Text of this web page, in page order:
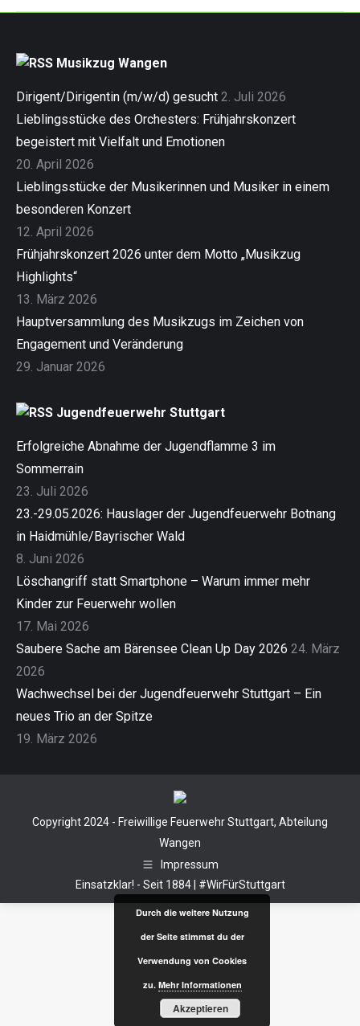
Musikzug Wangen
Dirigent/Dirigentin (m/w/d) gesucht 2. Juli 2026
Lieblingsstücke des Orchesters: Frühjahrskonzert
begeistert mit Vielfalt und Emotionen
20. April 2026
Lieblingsstücke der Musikerinnen und Musiker in einem
besonderen Konzert
12. April 2026
Frühjahrskonzert 2026 unter dem Motto „Musikzug
Highlights“
13. März 2026
Hauptversammlung des Musikzugs im Zeichen von
Engagement und Veränderung
29. Januar 2026
Jugendfeuerwehr Stuttgart
Erfolgreiche Abnahme der Jugendflamme 3 im
Sommerrain
23. Juli 2026
23.-29.05.2026: Hauslager der Jugendfeuerwehr Botnang
in Haidmühle/Bayrischer Wald
8. Juni 2026
Löschangriff statt Smartphone – Warum immer mehr
Kinder zur Feuerwehr wollen
17. Mai 2026
Saubere Sache am Bärensee Clean Up Day 2026 24. März
2026
Wachwechsel bei der Jugendfeuerwehr Stuttgart – Ein
neues Trio an der Spitze
19. März 2026
Copyright 2024 - Freiwillige Feuerwehr Stuttgart, Abteilung
Wangen
Impressum
Einsatzklar! - Seit 1884 | #WirFürStuttgart
Durch die weitere Nutzung
der Seite stimmst du der
Verwendung von Cookies
zu. Mehr Informationen
Akzeptieren